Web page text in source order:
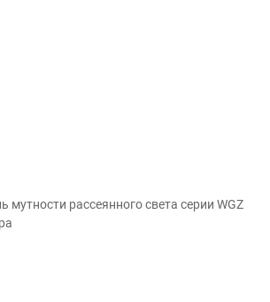
рассеянного света серии WGZ